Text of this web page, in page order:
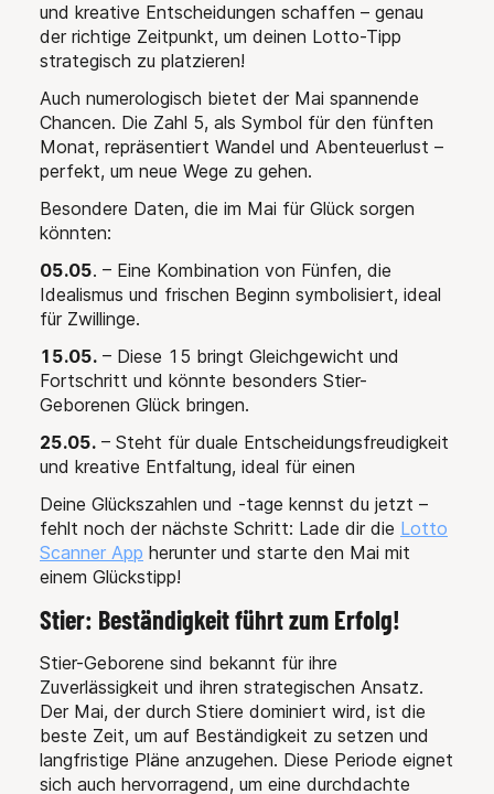
und kreative Entscheidungen schaffen – genau
der richtige Zeitpunkt, um deinen Lotto-Tipp
strategisch zu platzieren!
Auch numerologisch bietet der Mai spannende
Chancen. Die Zahl 5, als Symbol für den fünften
Monat, repräsentiert Wandel und Abenteuerlust –
perfekt, um neue Wege zu gehen.
Besondere Daten, die im Mai für Glück sorgen
könnten:
05.05. – Eine Kombination von Fünfen, die
Idealismus und frischen Beginn symbolisiert, ideal
für Zwillinge.
15.05. – Diese 15 bringt Gleichgewicht und
Fortschritt und könnte besonders Stier-
Geborenen Glück bringen.
25.05. – Steht für duale Entscheidungsfreudigkeit
und kreative Entfaltung, ideal für einen
Deine Glückszahlen und -tage kennst du jetzt –
fehlt noch der nächste Schritt: Lade dir die Lotto
Scanner App herunter und starte den Mai mit
einem Glückstipp!
Stier: Beständigkeit führt zum Erfolg!
Stier-Geborene sind bekannt für ihre
Zuverlässigkeit und ihren strategischen Ansatz.
Der Mai, der durch Stiere dominiert wird, ist die
beste Zeit, um auf Beständigkeit zu setzen und
langfristige Pläne anzugehen. Diese Periode eignet
sich auch hervorragend, um eine durchdachte